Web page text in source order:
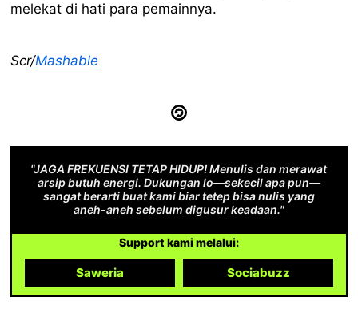
melekat di hati para pemainnya.
Scr/Mashable
"JAGA FREKUENSI TETAP HIDUP! Menulis dan merawat
arsip butuh energi. Dukungan lo—sekecil apa pun—
sangat berarti buat kami biar tetep bisa nulis yang
aneh-aneh sebelum digusur keadaan."
Support kami melalui:
Saweria Sociabuzz